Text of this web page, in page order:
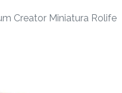
Creator Miniatura Rolife